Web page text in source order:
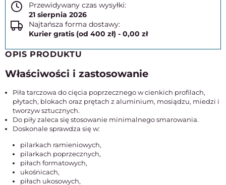
Przewidywany czas wysyłki:
21 sierpnia 2026
Najtańsza forma dostawy:
Kurier gratis (od 400 zł) - 0,00 zł
OPIS PRODUKTU
Właściwości i zastosowanie
Piła tarczowa do cięcia poprzecznego w cienkich profilach,
płytach, blokach oraz prętach z aluminium, mosiądzu, miedzi i
tworzyw sztucznych.
Do piły zaleca się stosowanie minimalnego smarowania.
Doskonale sprawdza się w:
pilarkach ramieniowych,
pilarkach poprzecznych,
piłach formatowych,
ukośnicach,
piłach ukosowych,